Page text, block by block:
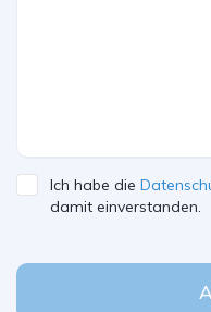
Ich habe die
damit einverstanden.